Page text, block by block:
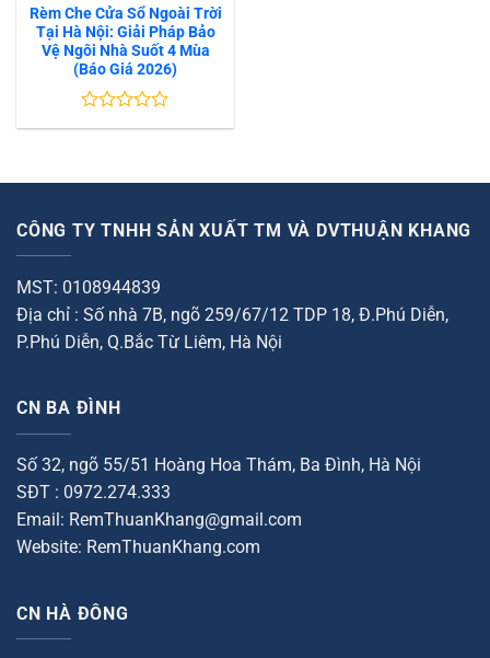
Rèm Che Cửa Sổ Ngoài Trời
Tại Hà Nội: Giải Pháp Bảo
Vệ Ngôi Nhà Suốt 4 Mùa
(Báo Giá 2026)
Được
CÔNG TY TNHH SẢN XUẤT TM VÀ DVTHUẬN KHANG
MST: 0108944839
Địa chỉ : Số nhà 7B, ngõ 259/67/12 TDP 18, Đ.Phú Diễn,
P.Phú Diễn, Q.Bắc Từ Liêm, Hà Nội
CN BA ĐÌNH
Số 32, ngõ 55/51 Hoàng Hoa Thám, Ba Đình, Hà Nội
SĐT : 0972.274.333
Email: RemThuanKhang@gmail.com
Website: RemThuanKhang.com
CN HÀ ĐÔNG